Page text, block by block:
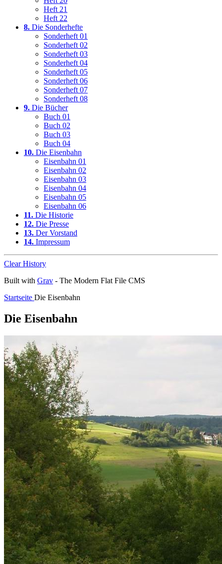
Heft 21
Heft 22
8. Die Sonderhefte
Sonderheft 01
Sonderheft 02
Sonderheft 03
Sonderheft 04
Sonderheft 05
Sonderheft 06
Sonderheft 07
Sonderheft 08
9. Die Bücher
Buch 01
Buch 02
Buch 03
Buch 04
10. Die Eisenbahn
Eisenbahn 01
Eisenbahn 02
Eisenbahn 03
Eisenbahn 04
Eisenbahn 05
Eisenbahn 06
11. Die Historie
12. Die Presse
13. Der Vorstand
14. Impressum
Clear History
Built with Grav - The Modern Flat File CMS
Startseite Die Eisenbahn
Die Eisenbahn